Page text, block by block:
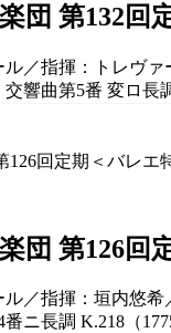
団 第132回
ル／指揮：トレヴ
響曲第5番 変ロ長
団 第126回
／指揮：垣内悠
ニ長調 K.218（